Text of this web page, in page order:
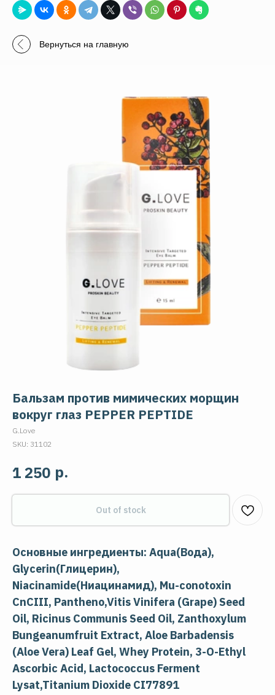
Вернуться на главную
Бальзам против мимических морщин
вокруг глаз PEPPER PEPTIDE
G.Love
SKU: 31102
1 250 р.
Out of stock
Основные ингредиенты: Aqua(Вода),
Glycerin(Глицерин),
Niacinamide(Ниацинамид), Mu-conotoxin
CnCIII, Pantheno,Vitis Vinifera (Grape) Seed
Oil, Ricinus Communis Seed Oil, Zanthoxylum
Bungeanumfruit Extract, Aloe Barbadensis
(Aloe Vera) Leaf Gel, Whey Protein, 3-O-Ethyl
Ascorbic Acid, Lactococcus Ferment
Lysat,Titanium Dioxide CI77891